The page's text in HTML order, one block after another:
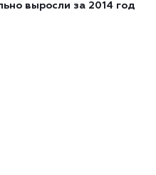
выросли за 2014 год